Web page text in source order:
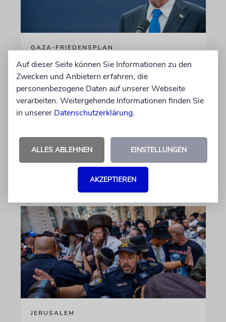
GAZA-FRIEDENSPLAN
Netanjahu geht auf
Konfrontation mit Trump
Premier Benjamin Netanjahu hat sich im
Zusammenhang mit dem Friedensplan für
Gaza offen gegen US-Präsident Trump und
auch am Wahlkampf liegen
JERUSALEM
Auf dieser Seite können Sie Informationen zu den
Zwecken und Anbietern erfahren, die
personenbezogene Daten auf unserer Webseite
verarbeiten. Weitergehende Informationen finden Sie
in unserer Datenschutzerklärung.
ALLES ABLEHNEN EINSTELLUNGEN
AKZEPTIEREN